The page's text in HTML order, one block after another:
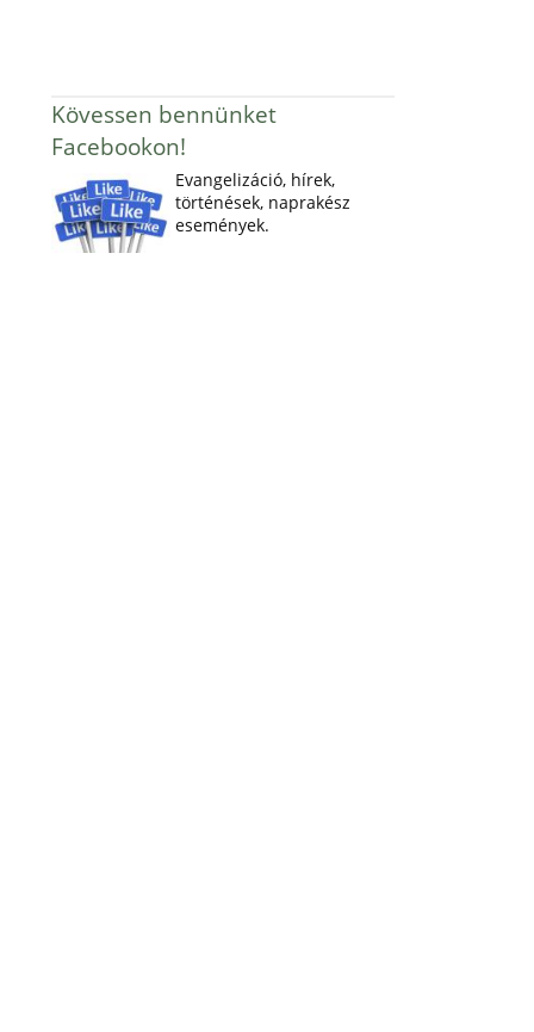
Kövessen bennünket
Facebookon!
Evangelizáció, hírek,
történések, naprakész
események.